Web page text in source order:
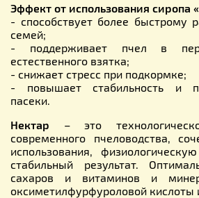
Эффект от использования сиропа
- способствует более быстрому
семей;
- поддерживает пчел в
естественного взятка;
- снижает стресс при подкормке;
- повышает стабильность и
пасеки.
Нектар – это
современного пчеловодства,
использования,
стабильный результат.
сахаров и витаминов и
оксиметилфурфуроловой кислоты